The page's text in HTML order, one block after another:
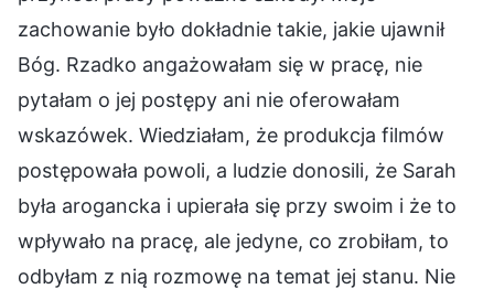
zachowanie było dokładnie takie, jakie ujawnił
Bóg. Rzadko angażowałam się w pracę, nie
pytałam o jej postępy ani nie oferowałam
wskazówek. Wiedziałam, że produkcja filmów
postępowała powoli, a ludzie donosili, że Sarah
była arogancka i upierała się przy swoim i że to
wpływało na pracę, ale jedyne, co zrobiłam, to
odbyłam z nią rozmowę na temat jej stanu. Nie